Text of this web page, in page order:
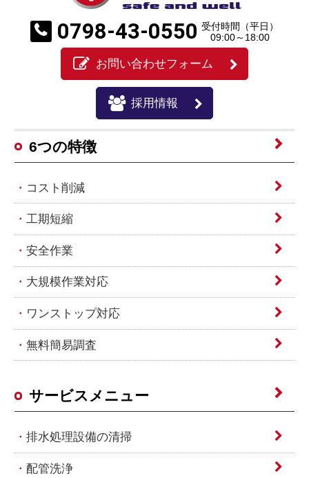
0798-43-0550 受付時間（平日）
09:00～18:00
お問い合わせフォーム
採用情報
6つの特徴
コスト削減
工期短縮
安全作業
大規模作業対応
ワンストップ対応
無料簡易調査
サービスメニュー
排水処理設備の清掃
配管洗浄